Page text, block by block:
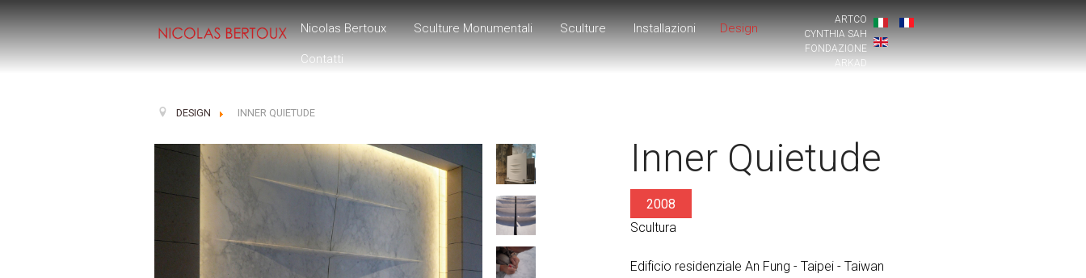
Nicolas Bertoux Sculture Monumentali Sculture Installazioni Design
Contatti
ARTCO
CYNTHIA SAH
FONDAZIONE
ARKAD
DESIGN INNER QUIETUDE
Inner Quietude
2008
Scultura
Edificio residenziale An Fung - Taipei - Taiwan